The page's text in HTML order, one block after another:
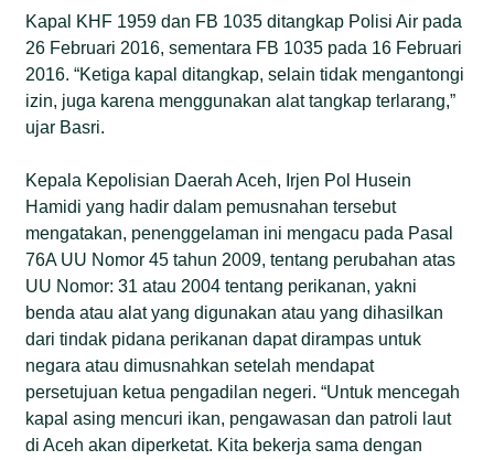
Kapal KHF 1959 dan FB 1035 ditangkap Polisi Air pada
26 Februari 2016, sementara FB 1035 pada 16 Februari
2016. “Ketiga kapal ditangkap, selain tidak mengantongi
izin, juga karena menggunakan alat tangkap terlarang,”
ujar Basri.
Kepala Kepolisian Daerah Aceh, Irjen Pol Husein
Hamidi yang hadir dalam pemusnahan tersebut
mengatakan, penenggelaman ini mengacu pada Pasal
76A UU Nomor 45 tahun 2009, tentang perubahan atas
UU Nomor: 31 atau 2004 tentang perikanan, yakni
benda atau alat yang digunakan atau yang dihasilkan
dari tindak pidana perikanan dapat dirampas untuk
negara atau dimusnahkan setelah mendapat
persetujuan ketua pengadilan negeri. “Untuk mencegah
kapal asing mencuri ikan, pengawasan dan patroli laut
di Aceh akan diperketat. Kita bekerja sama dengan